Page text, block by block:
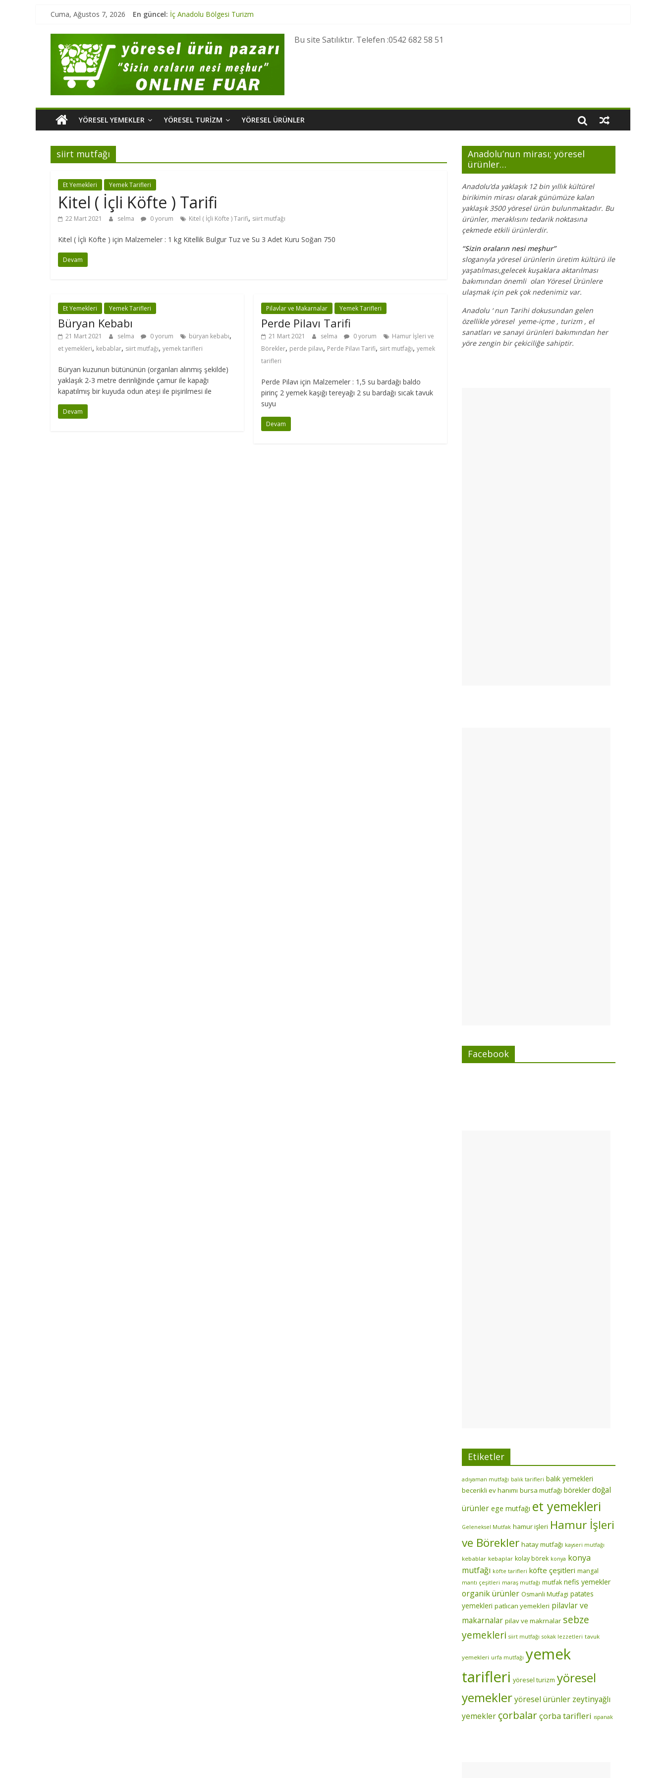
Cuma, Ağustos 7, 2026 En güncel: İç Anadolu Bölgesi Turizm
Ege Bölgesi Yöresel Ürünler
Marmara Bölgesi Turizm
Karadeniz Bölgesi Turizm
Bu site Satılıktır. Telefen :0542 682 58 51
YÖRESEL YEMEKLER YÖRESEL TURIZM YÖRESEL ÜRÜNLER
siirt mutfağı
Et Yemekleri Yemek Tarifleri
Kitel ( İçli Köfte ) Tarifi
22 Mart 2021 selma 0 yorum Kitel ( İçli Köfte ) Tarifi, siirt mutfağı
Kitel ( İçli Köfte ) için Malzemeler : 1 kg Kitellik Bulgur Tuz ve Su 3 Adet Kuru Soğan 750
Devam
Et Yemekleri Yemek Tarifleri
Büryan Kebabı
21 Mart 2021 selma 0 yorum büryan kebabı,
et yemekleri, kebablar, siirt mutfağı, yemek tarifleri
Büryan kuzunun bütününün (organları alınmış şekilde)
yaklaşık 2-3 metre derinliğinde çamur ile kapağı
kapatılmış bir kuyuda odun ateşi ile pişirilmesi ile
Devam
Pilavlar ve Makarnalar Yemek Tarifleri
Perde Pilavı Tarifi
21 Mart 2021 selma 0 yorum
Hamur İşleri ve
Börekler, perde pilavı, Perde Pilavı Tarifi, siirt mutfağı,yemek
tarifleri
Perde Pilavı için Malzemeler : 1,5 su bardağı baldo
pirinç 2 yemek kaşığı tereyağı 2 su bardağı sıcak tavuk
suyu
Devam
Anadolu’nun mirası; yöresel
ürünler…
Anadolu’da yaklaşık 12 bin yıllık kültürel
birikimin mirası olarak günümüze kalan
yaklaşık 3500 yöresel ürün bulunmaktadır. Bu
ürünler, meraklısını tedarik noktasına
çekmede etkili ürünlerdir.
“Sizin oraların nesi meşhur”
sloganıyla yöresel ürünlerin üretim kültürü ile
yaşatılması,gelecek kuşaklara aktarılması
bakımından önemli olan Yöresel Ürünlere
ulaşmak için pek çok nedenimiz var.
Anadolu ‘ nun Tarihi dokusundan gelen
özellikle yöresel yeme-içme , turizm , el
sanatları ve sanayi ürünleri bakımından her
yöre zengin bir çekiciliğe sahiptir.
Facebook
Etiketler
adıyaman mutfağı balık tarifleri balık yemekleri
becerikli ev hanımı bursa mutfağı börekler doğal
ürünler ege mutfağı et yemekleri
Geleneksel Mutfak hamur işleri Hamur İşleri
ve Börekler hatay mutfağı kayseri mutfağı
kebablar kebaplar kolay börek konya konya
mutfağı köfte tarifleri köfte çeşitleri mangal
mantı çeşitleri maraş mutfağı mutfak nefis yemekler
organik ürünler Osmanli Mutfagi patates
yemekleri patlıcan yemekleri pilavlar ve
makarnalar pilav ve makrnalar sebze
yemekleri siirt mutfağı sokak lezzetleri tavuk
yemekleri urfa mutfağı yemek
tarifleri yöresel turizm yöresel
yemekleryöresel ürünler zeytinyağlı
yemekler çorbalarçorba tarifleri ıspanak